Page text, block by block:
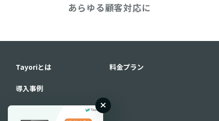
あらゆる顧客対応に
Tayoriとは 料金プラン
導入事例